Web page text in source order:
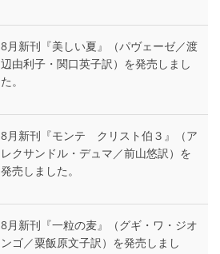
8月新刊『美しい夏』（パヴェーゼ／渡
辺由利子・関口英子訳）を発売しまし
た。
8月新刊『モンテ゠クリスト伯３』（ア
レクサンドル・デュマ／前山悠訳）を
発売しました。
8月新刊『一粒の麦』（グギ・ワ・ジオ
ンゴ／粟飯原文子訳）を発売しまし